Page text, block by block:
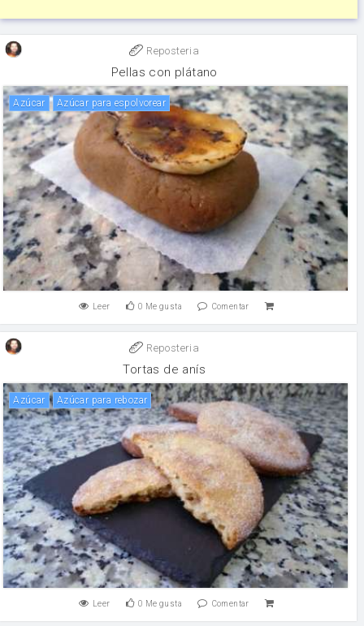
Reposteria
Pellas con plátano
Azúcar Azúcar para espolvorear
Leer 0 Me gusta Comentar
Reposteria
Tortas de anís
Azúcar Azúcar para rebozar
Leer 0 Me gusta Comentar